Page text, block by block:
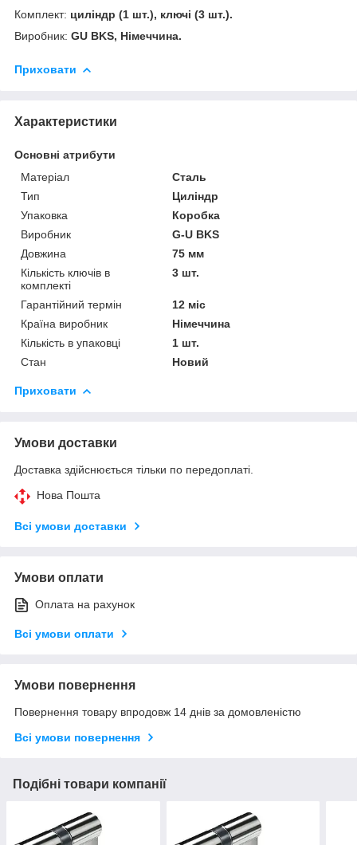
Комплект: циліндр (1 шт.), ключі (3 шт.).
Виробник: GU BKS, Німеччина.
Приховати
Характеристики
Основні атрибути
Матеріал
Сталь
Тип
Циліндр
Упаковка
Коробка
Виробник
G-U BKS
Довжина
75 мм
Кількість ключів в
комплекті
3 шт.
Гарантійний термін
12 міс
Країна виробник
Німеччина
Кількість в упаковці
1 шт.
Стан
Новий
Приховати
Умови доставки
Доставка здійснюється тільки по передоплаті.
Нова Пошта
Всі умови доставки
Умови оплати
Оплата на рахунок
Всі умови оплати
Умови повернення
Повернення товару впродовж 14 днів за домовленістю
Всі умови повернення
Подібні товари компанії